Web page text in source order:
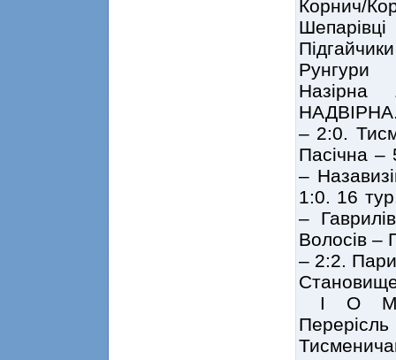
Корнич/
– 2:0.
Пасічна –
–
1:0. 16
–
Волосів –
– 2:2.
І О